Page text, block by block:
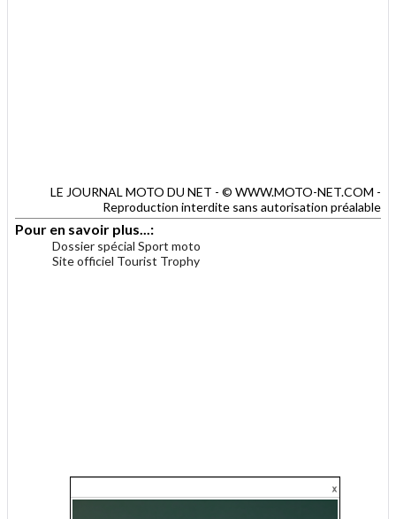
LE JOURNAL MOTO DU NET - © WWW.MOTO-NET.COM -
Reproduction interdite sans autorisation préalable
Pour en savoir plus...:
Dossier spécial Sport moto
Site officiel Tourist Trophy